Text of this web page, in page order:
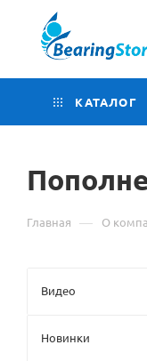
КАТАЛОГ
Главная — О
Видео
Новинки